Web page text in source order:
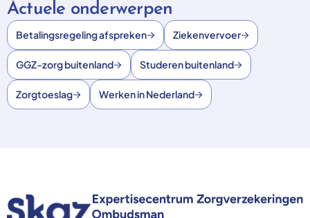
Actuele onderwerpen
Betalingsregeling afspreken Ziekenvervoer
GGZ-zorg buitenland Studeren buitenland
Zorgtoeslag Werken in Nederland